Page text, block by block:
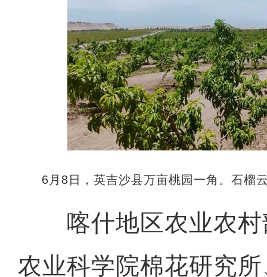
6月8日，英吉沙县万亩桃园一角。石榴
喀什地区农业农村
农业科学院棉花研究